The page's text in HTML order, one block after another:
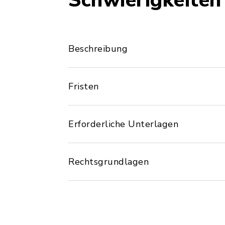
Beschreibung
Fristen
Erforderliche Unterlagen
Rechtsgrundlagen